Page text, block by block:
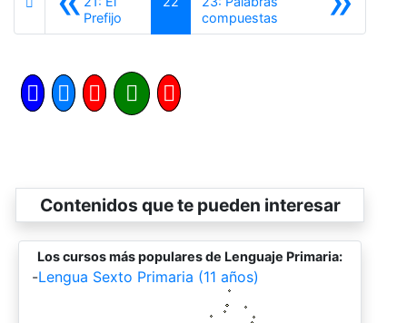
Prefijo
compuestasSiguiente
Contenidos que te pueden interesar
Los cursos más populares de Lenguaje Primaria:
-Lengua Sexto Primaria (11 años)